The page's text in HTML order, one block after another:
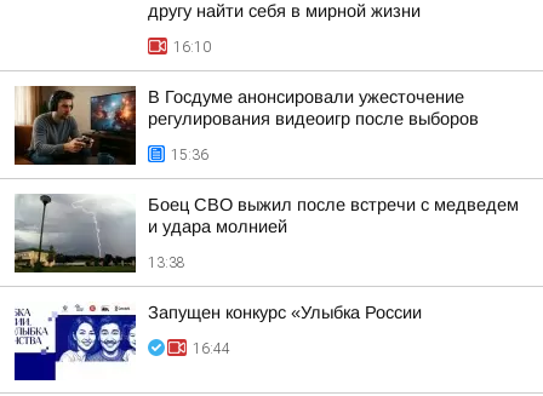
другу найти себя в мирной жизни
16:10
В Госдуме анонсировали ужесточение
регулирования видеоигр после выборов
15:36
Боец СВО выжил после встречи с медведем
и удара молнией
13:38
Запущен конкурс «Улыбка России
16:44